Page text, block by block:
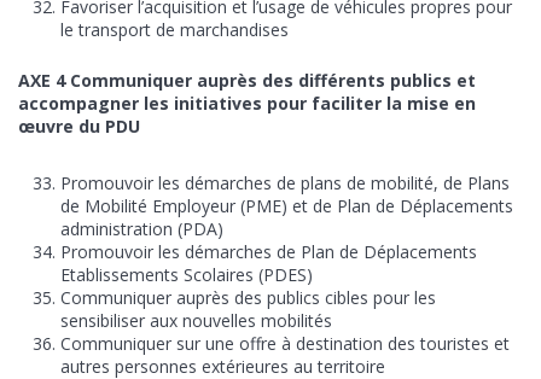
Favoriser l’acquisition et l’usage de véhicules propres pour
le transport de marchandises
AXE 4 Communiquer auprès des différents publics et
accompagner les initiatives pour faciliter la mise en
œuvre du PDU
Promouvoir les démarches de plans de mobilité, de Plans
de Mobilité Employeur (PME) et de Plan de Déplacements
administration (PDA)
Promouvoir les démarches de Plan de Déplacements
Etablissements Scolaires (PDES)
Communiquer auprès des publics cibles pour les
sensibiliser aux nouvelles mobilités
Communiquer sur une offre à destination des touristes et
autres personnes extérieures au territoire